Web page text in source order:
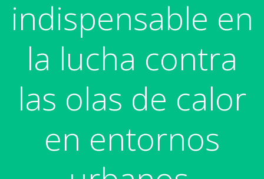
indispensable en
la lucha contra
las olas de calor
en entornos